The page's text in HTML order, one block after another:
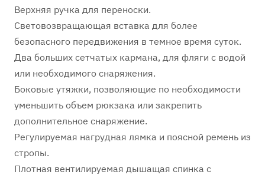
Верхняя ручка для переноски.
Световозвращающая вставка для более
безопасного передвижения в темное время суток.
Два больших сетчатых кармана, для фляги с водой
или необходимого снаряжения.
Боковые утяжки, позволяющие по необходимости
уменьшить объем рюкзака или закрепить
дополнительное снаряжение.
Регулируемая нагрудная лямка и поясной ремень из
стропы.
Плотная вентилируемая дышащая спинка с